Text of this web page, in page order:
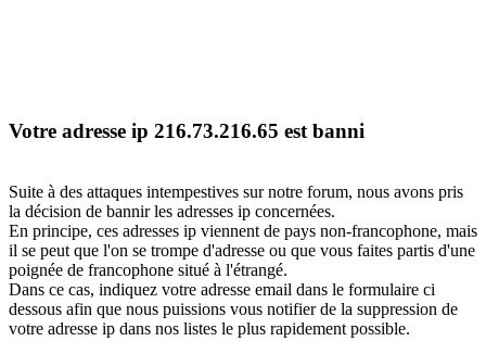
Votre adresse ip 216.73.216.65 est banni
Suite à des attaques intempestives sur notre forum, nous avons pris
la décision de bannir les adresses ip concernées.
En principe, ces adresses ip viennent de pays non-francophone, mais
il se peut que l'on se trompe d'adresse ou que vous faites partis d'une
poignée de francophone situé à l'étrangé.
Dans ce cas, indiquez votre adresse email dans le formulaire ci
dessous afin que nous puissions vous notifier de la suppression de
votre adresse ip dans nos listes le plus rapidement possible.